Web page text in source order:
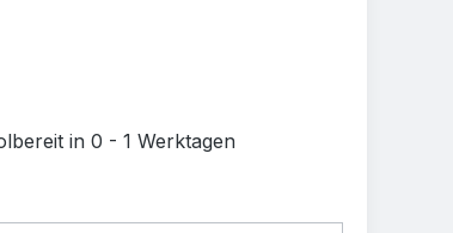
in 0 - 1 Werktagen